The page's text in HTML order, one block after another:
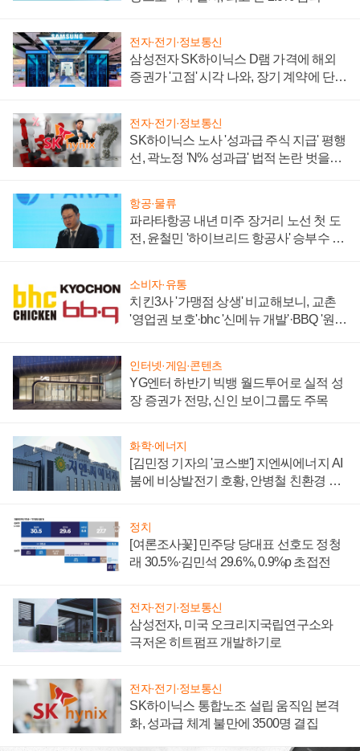
전자·전기·정보통신
삼성전자 SK하이닉스 D램 가격에 해외
증권가 '고점' 시각 나와, 장기 계약에 단점
전자·전기·정보통신
SK하이닉스 노사 '성과급 주식 지급' 평행
선, 곽노정 'N% 성과급' 법적 논란 벗을지
항공·물류
파라타항공 내년 미주 장거리 노선 첫 도
전, 윤철민 '하이브리드 항공사' 승부수 통
소비자·유통
치킨3사 '가맹점 상생' 비교해보니, 교촌
'영업권 보호'·bhc '신메뉴 개발'·BBQ '원가
인터넷·게임·콘텐츠
YG엔터 하반기 빅뱅 월드투어로 실적 성
장 증권가 전망, 신인 보이그룹도 주목
화학·에너지
[김민정 기자의 '코스뽀'] 지엔씨에너지 AI
붐에 비상발전기 호황, 안병철 친환경 에
정치
[여론조사꽃] 민주당 당대표 선호도 정청
래 30.5%·김민석 29.6%, 0.9%p 초접전
전자·전기·정보통신
삼성전자, 미국 오크리지국립연구소와
극저온 히트펌프 개발하기로
전자·전기·정보통신
SK하이닉스 통합노조 설립 움직임 본격
화, 성과급 체계 불만에 3500명 결집